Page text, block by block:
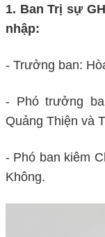
1. Ban Trị sự
nhập:
- Trưởng ban:
- Phó trưởng
Quảng Thiện và
- Phó ban kiêm
Không.